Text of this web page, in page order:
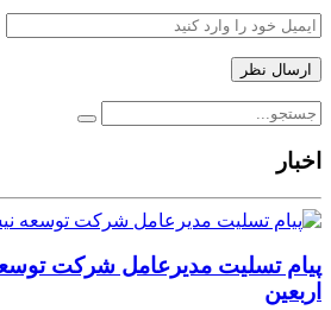
اخبار
پیام تسلیت مدیرعامل شرکت
اربعین